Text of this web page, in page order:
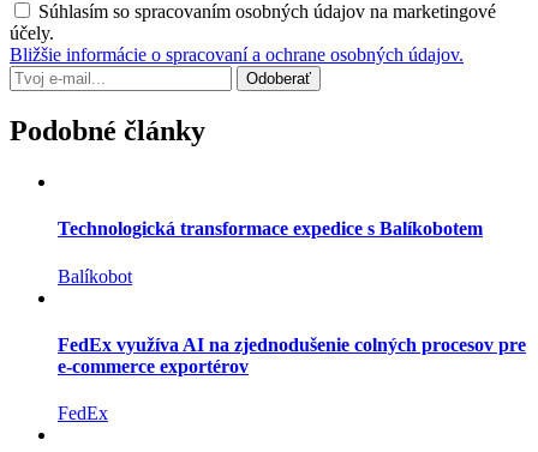
Súhlasím so spracovaním osobných údajov na marketingové
účely.
Bližšie informácie o spracovaní a ochrane osobných údajov.
Podobné články
Technologická transformace expedice s Balíkobotem
Balíkobot
FedEx využíva AI na zjednodušenie colných procesov pre
e-commerce exportérov
FedEx